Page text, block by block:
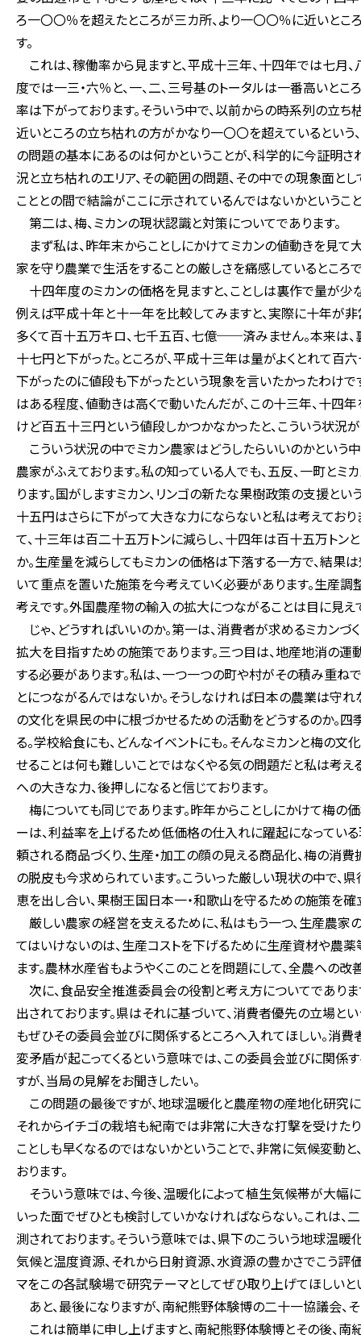
ろ一〇〇％を超えたところが三カ所、より一〇〇％に近いと
す。
これは、稼働率から見ますと、平成十三年、十四年では七月
度では一三・六％と、一、二、三号基のトータルは一番高いと
率は下がっております。そういう中で、以前からの時系列の
近いところの立ち枯れの方がかなり一〇〇を超えているという
の問題の基本にあるのは何かということが、科学的に今証明
況と立ち枯れのエリア、その範囲の問題、その中での現象面と
こととの間で結論がここに示されているんではないかという
第二は、梅、ミカンの現状認識と対策についてであります。
まず私は、昨年末からことしにかけてミカンの値動きを見て
家を守り農業で生活をすることの厳しさを痛感しているところで
十四年度のミカンの価格を見ますと、ことしは裏作で量が少
例えば平成十年と十一年を比較してみますと、実際に十年が
多くて百十五万キロ、七千五百、七億──済みません。本来は
十七円と下がった。ところが、平成十三年は量がよくとれて百
下がったのに値段も下がったという現象を言いたかったわけ
はある程度、値動きは高くで動いたんだが、この十三年、十四
けど百五十三円という値段しかつかなかったと、こういう状況
こういう状況の中でミカン農家はどうしたらいいのかという
農家がふえております。私の知っている人でも、五反、一町と
ります。国がしますミカン、リンゴの新たな果樹政策の支援と
十五円はさらに下がって大きな力にならないと私は考えてお
て、十三年は百二十五万トンに減らし、十四年は百十五万トン
か。生産量を減らしてもミカンの価格は下落する一方で、結果
いて重点を置いた施策を今考えていく必要があります。生産
考えです。外国農産物の輸入の拡大につながることは目に見え
じゃ、どうすればいいのか。第一は、消費者が求めるミカン
拡大を目指すための施策であります。三つ目は、地産地消の
する必要があります。私は、一つ一つの町や村がその積み重
とにつながるんではないか。そうしなければ日本の農業は守
の文化を県民の中に根づかせるための活動をどうするのか。
る。学校給食にも、どんなイベントにも。そんなミカンと梅の
せることは何も難しいことではなくやる気の問題だと私は考え
への大きな力、後押しになると信じております。
梅についても同じであります。昨年からことしにかけて梅
ーは、利益率を上げるため低価格の仕入れに躍起になってい
頼される商品づくり、生産・加工の顔の見える商品化、梅の
の脱皮も今求められています。こういった厳しい現状の中で、
恵を出し合い、果樹王国日本一・和歌山を守るための施策を確立
厳しい農家の経営を支えるために、私はもう一つ、生産農家
てはいけないのは、生産コストを下げるために生産資材や農
ます。農林水産省もようやくこのことを問題にして、全農への
次に、食品安全推進委員会の役割と考え方についてであり
出されております。県はそれに基づいて、消費者優先の立場
もぜひその委員会並びに関係するところへ入れてほしい。消
変矛盾が起こってくるという意味では、この委員会並びに関
すが、当局の見解をお聞きしたい。
この問題の最後ですが、地球温暖化と農産物の産地化研究に
それからイチゴの栽培も紀南では非常に大きな打撃を受けた
ことしも早くなるのではないかということで、非常に気候変
おります。
そういう意味では、今後、温暖化によって植生気候帯が大幅
いった面でぜひとも検討していかなければならない。これは
測されております。そういう意味では、県下のこういう地球
気候と温度資源、それから日射資源、水資源の豊かさでこう
マをこの各試験場で研究テーマとしてぜひ取り上げてほしいと
あと、最後になりますが、南紀熊野体験博の二十一協議会、
これは簡単に申し上げますと、南紀熊野体験博とその後、